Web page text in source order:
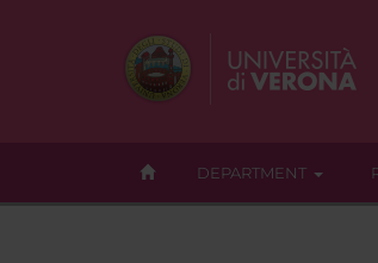
DEPARTMENT